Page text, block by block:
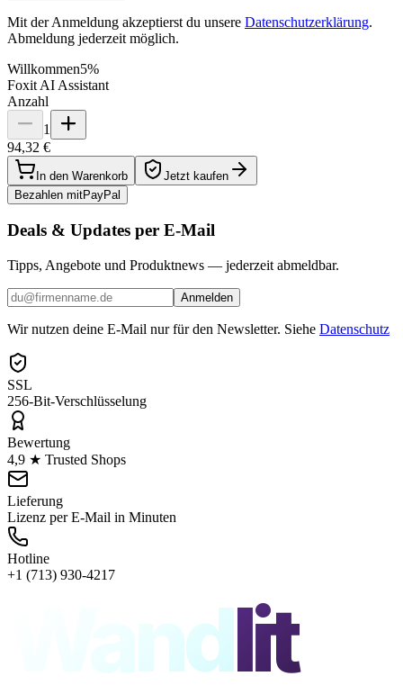
Mit der Anmeldung akzeptierst du unsere Datenschutzerklärung.
Abmeldung jederzeit möglich.
Willkommen5%
Foxit AI Assistant
Anzahl
1
94,32 €
In den Warenkorb
Jetzt kaufen
Bezahlen mitPayPal
Deals & Updates per E-Mail
Tipps, Angebote und Produktnews — jederzeit abmeldbar.
Anmelden
Wir nutzen deine E-Mail nur für den Newsletter. Siehe Datenschutz
SSL
256-Bit-Verschlüsselung
Bewertung
4,9 ★ Trusted Shops
Lieferung
Lizenz per E-Mail in Minuten
Hotline
+1 (713) 930-4217
Wandlit